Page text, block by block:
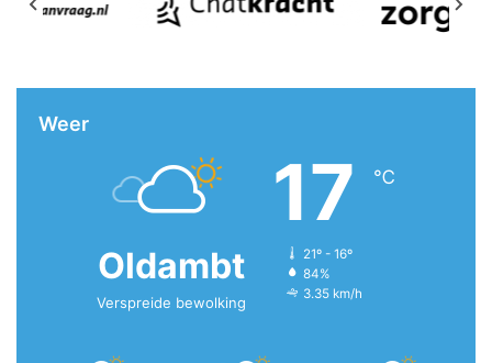
Weer
Oldambt
Verspreide bewolking
17 ℃
21º - 16º
84%
3.35 km/h